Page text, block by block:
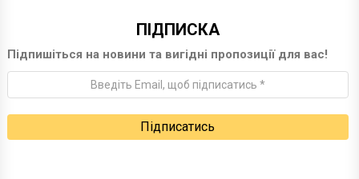
ПІДПИСКА
Підпишіться на новини та вигідні пропозиції для вас!